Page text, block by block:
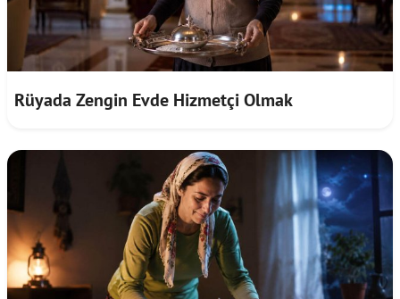
Rüyada Zengin Evde Hizmetçi Olmak